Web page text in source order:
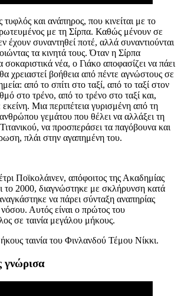
τυφλός και ανάπηρος, που κινείται με το
με τη Σίρπα. Καθώς μένουν σε
έχουν συναντηθεί ποτέ, αλλά συναντιούνται
τα κινητά τους. Όταν η Σίρπα
σοκαριστικά νέα, ο Γιάκο αποφασίζεινα πάει
χρειαστεί βοήθεια από πέντε αγνώστους σε
: από το σπίτι στο ταξί, από το ταξί στον
στο τρένο, από το τρένο στο ταξί και,
Μια περιπέτεια γυρισμένη από τη
γεμάτου που θέλεινα αλλάξει τη
να προσπεράσει τα παγόβουνα και
πλάι στην αγαπημένη του.
Ποϊκολάινεν, απόφοιτος της Ακαδημίας
το 2000, διαγνώστηκε με σκλήρυνση κατά
να πάρει σύνταξη αναπηρίας
νόσου. Αυτός είναι ο πρώτος του
σε ταινία μεγάλου μήκους.
ταινία του Φινλανδού Τέμου Νίκκι.